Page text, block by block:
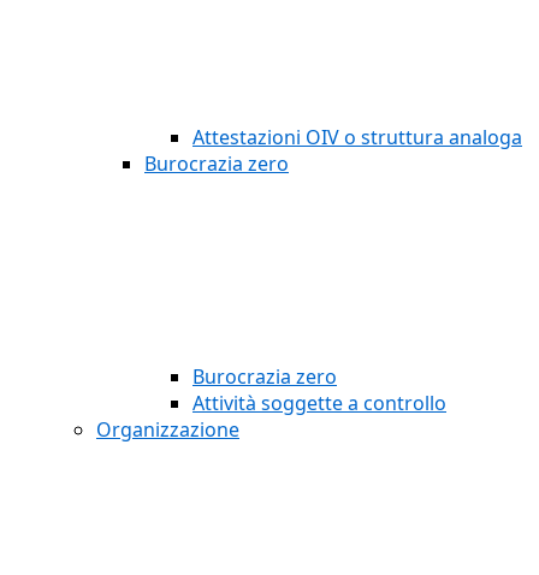
Attestazioni OIV o struttura analoga
Burocrazia zero
Burocrazia zero
Attività soggette a controllo
Organizzazione